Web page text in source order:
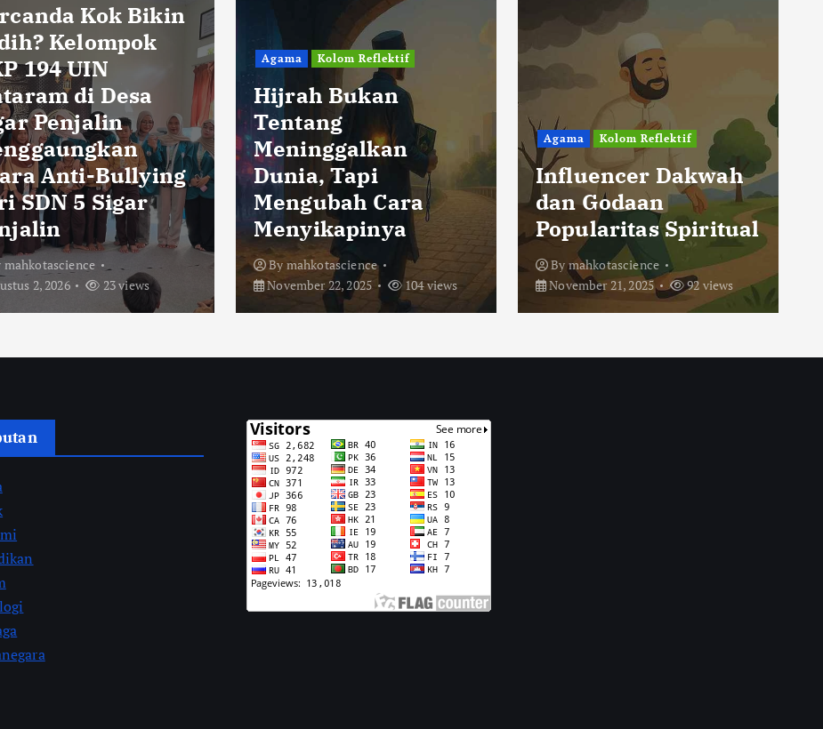
Kok Bikin
Kelompok
194 UIN
di Desa
Penjalin
Anti-Bullying
SDN 5 Sigar
mahkotascience
2, 2026
23 views
Agama Kolom Reflektif
Hijrah Bukan
Tentang
Meninggalkan
Dunia, Tapi
Mengubah Cara
Menyikapinya
By mahkotascience
November 22, 2025
104 views
Agama Kolom Reflektif
Influencer Dakwah
dan Godaan
Popularitas Spiritual
Bymahkotascience
November 21, 2025
92 views